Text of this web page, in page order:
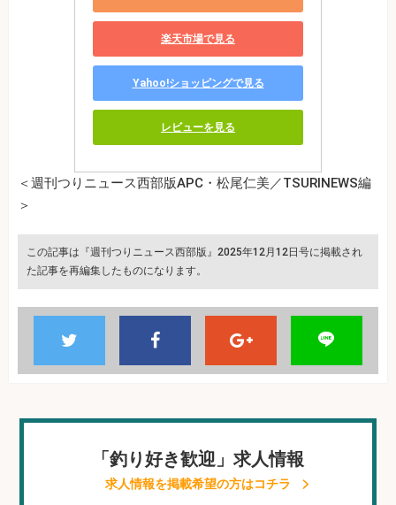
楽天市場で見る
Yahoo!ショッピングで見る
レビューを見る
＜週刊つりニュース西部版APC・松尾仁美／TSURINEWS編
＞
この記事は『週刊つりニュース西部版』2025年12月12日号に掲載され
た記事を再編集したものになります。
「釣り好き歓迎」求人情報
求人情報を掲載希望の方はコチラ